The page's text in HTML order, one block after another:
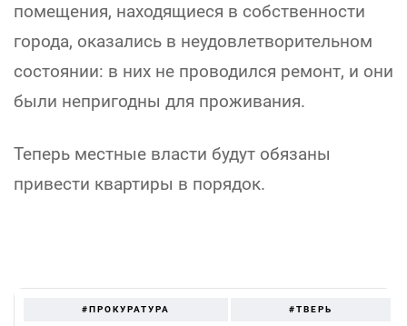
помещения, находящиеся в собственности
города, оказались в неудовлетворительном
состоянии: в них не проводился ремонт, и они
были непригодны для проживания.
Теперь местные власти будут обязаны
привести квартиры в порядок.
#ПРОКУРАТУРА #ТВЕРЬ